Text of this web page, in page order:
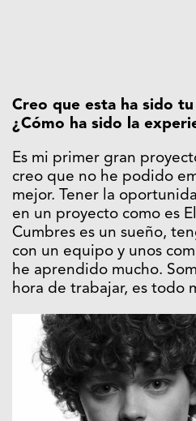
Creo que esta ha sido
¿Cómo ha sido la
Es mi primer gran
creo que no he podido
mejor. Tener la
en un proyecto como es
Cumbres es un sueño,
con un equipo y unos
he aprendido mucho.
hora de trabajar, es todo